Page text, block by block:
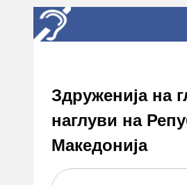
Здруженија на
наглуви на
Македонија